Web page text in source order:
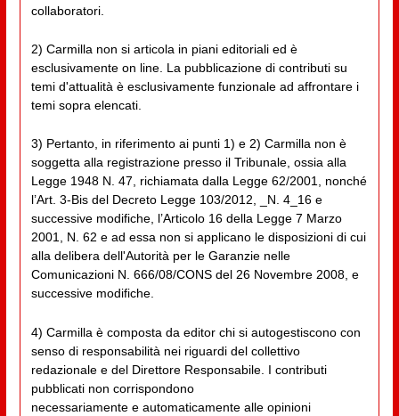
collaboratori.
2) Carmilla non si articola in piani editoriali ed è
esclusivamente on line. La pubblicazione di contributi su
temi d'attualità è esclusivamente funzionale ad affrontare i
temi sopra elencati.
3) Pertanto, in riferimento ai punti 1) e 2) Carmilla non è
soggetta alla registrazione presso il Tribunale, ossia alla
Legge 1948 N. 47, richiamata dalla Legge 62/2001, nonché
l’Art. 3-Bis del Decreto Legge 103/2012, _N. 4_16 e
successive modifiche, l’Articolo 16 della Legge 7 Marzo
2001, N. 62 e ad essa non si applicano le disposizioni di cui
alla delibera dell'Autorità per le Garanzie nelle
Comunicazioni N. 666/08/CONS del 26 Novembre 2008, e
successive modifiche.
4) Carmilla è composta da editor chi si autogestiscono con
senso di responsabilità nei riguardi del collettivo
redazionale e del Direttore Responsabile. I contributi
pubblicati non corrispondono
necessariamente e automaticamente alle opinioni